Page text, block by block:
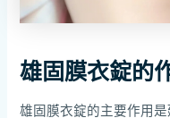
雄固膜衣錠的
雄固膜衣錠的主要作用